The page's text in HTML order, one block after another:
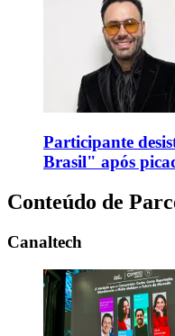
Participante
Brasil" após
Conteúdo de
Canaltech